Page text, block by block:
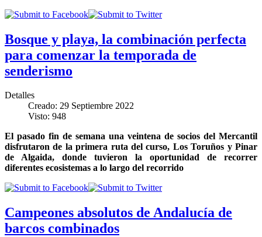
Bosque y playa, la combinación perfecta
para comenzar la temporada de
senderismo
Detalles
Creado: 29 Septiembre 2022
Visto: 948
El pasado fin de semana una veintena de socios del Mercantil
disfrutaron de la primera ruta del curso, Los Toruños y Pinar
de Algaida, donde tuvieron la oportunidad de recorrer
diferentes ecosistemas a lo largo del recorrido
Campeones absolutos de Andalucía de
barcos combinados